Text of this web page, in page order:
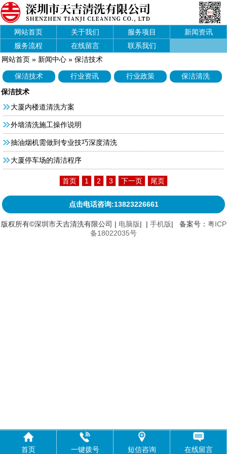
网站首页 关于我们 服务项目
新闻资讯
服务流程
在线留言
联系我们
网站首页 » 新闻中心 » 保洁技术
保洁技术 行业资讯 行业政策
保洁清洗
保洁技术
大厦内楼道清洗方案
外墙清洗施工操作说明
抽油烟机需做到专业技巧深度清洗
大厦停车场的清洁程序
首页 1 2 3 下一页 尾页
点击电话咨询:13823226661
版权所有©深圳市天吉清洗有限公司 | 电脑版| | 手机版| 备案号： 粤ICP
备18022035号
首页 一键拨号 短信咨询 在线留言